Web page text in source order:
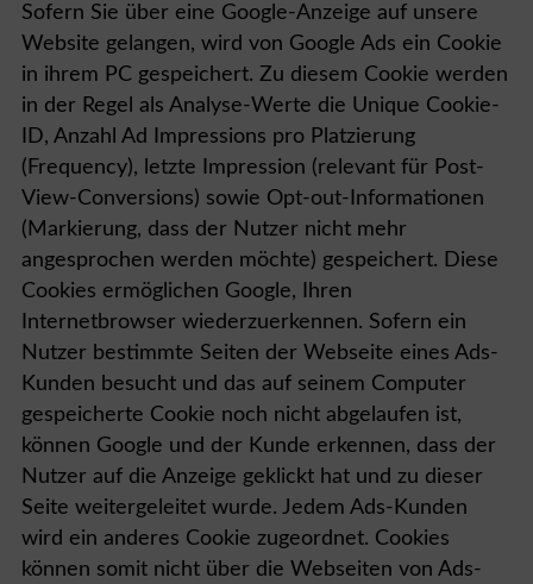
Sofern Sie über eine Google-Anzeige auf unsere
Website gelangen, wird von Google Ads ein Cookie
in ihrem PC gespeichert. Zu diesem Cookie werden
in der Regel als Analyse-Werte die Unique Cookie-
ID, Anzahl Ad Impressions pro Platzierung
(Frequency), letzte Impression (relevant für Post-
View-Conversions) sowie Opt-out-Informationen
(Markierung, dass der Nutzer nicht mehr
angesprochen werden möchte) gespeichert. Diese
Cookies ermöglichen Google, Ihren
Internetbrowser wiederzuerkennen. Sofern ein
Nutzer bestimmte Seiten der Webseite eines Ads-
Kunden besucht und das auf seinem Computer
gespeicherte Cookie noch nicht abgelaufen ist,
können Google und der Kunde erkennen, dass der
Nutzer auf die Anzeige geklickt hat und zu dieser
Seite weitergeleitet wurde. Jedem Ads-Kunden
wird ein anderes Cookie zugeordnet. Cookies
können somit nicht über die Webseiten von Ads-